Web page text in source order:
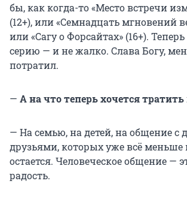
бы, как когда-то «Место встречи
(12+), или «Семнадцать мгновений
или «Сагу о Форсайтах» (16+).
серию — и не жалко. Слава Богу,
потратил.
— А на что теперь хочется
— На семью, на детей, на общение с
друзьями, которых уже всё
остается. Человеческое общение —
радость.